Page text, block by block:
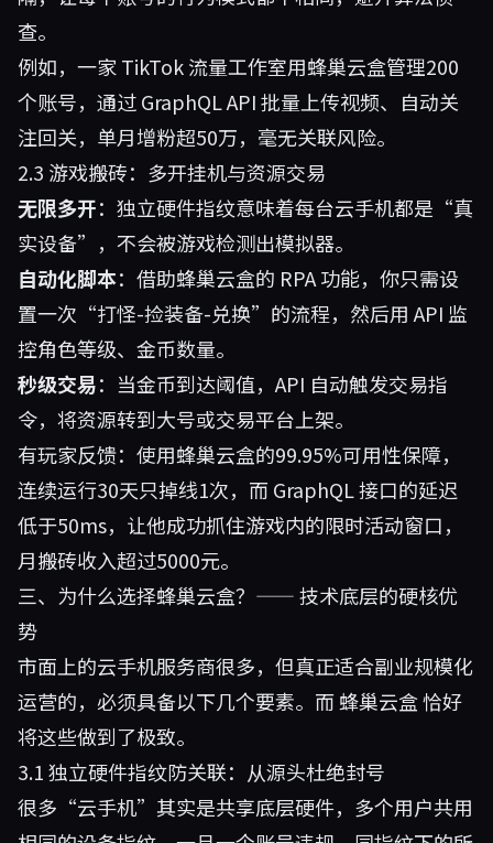
查。
例如，一家 TikTok 流量工作室用蜂巢云盒管理200
个账号，通过 GraphQL API 批量上传视频、自动关
注回关，单月增粉超50万，毫无关联风险。
2.3 游戏搬砖：多开挂机与资源交易
无限多开：独立硬件指纹意味着每台云手机都是“真
实设备”，不会被游戏检测出模拟器。
自动化脚本：借助蜂巢云盒的 RPA 功能，你只需设
置一次“打怪-捡装备-兑换”的流程，然后用 API 监
控角色等级、金币数量。
秒级交易：当金币到达阈值，API 自动触发交易指
令，将资源转到大号或交易平台上架。
有玩家反馈：使用蜂巢云盒的99.95%可用性保障，
连续运行30天只掉线1次，而 GraphQL 接口的延迟
低于50ms，让他成功抓住游戏内的限时活动窗口，
月搬砖收入超过5000元。
三、为什么选择蜂巢云盒？—— 技术底层的硬核优
势
市面上的云手机服务商很多，但真正适合副业规模化
运营的，必须具备以下几个要素。而蜂巢云盒恰好
将这些做到了极致。
3.1 独立硬件指纹防关联：从源头杜绝封号
很多“云手机”其实是共享底层硬件，多个用户共用